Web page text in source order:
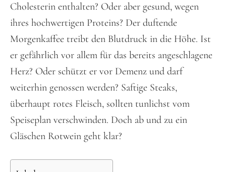
Cholesterin enthalten? Oder aber gesund, wegen
ihres hochwertigen Proteins? Der duftende
Morgenkaffee treibt den Blutdruck in die Höhe. Ist
er gefährlich vor allem für das bereits angeschlagene
Herz? Oder schützt er vor Demenz und darf
weiterhin genossen werden? Saftige Steaks,
überhaupt rotes Fleisch, sollten tunlichst vom
Speiseplan verschwinden. Doch ab und zu ein
Gläschen Rotwein geht klar?